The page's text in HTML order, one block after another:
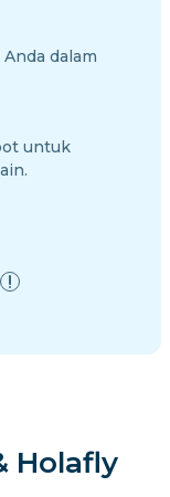
dalam
untuk
Holafly